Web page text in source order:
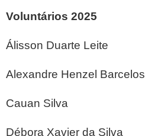
Voluntários 2025
Álisson Duarte Leite
Alexandre Henzel Barcelos
Cauan Silva
Débora Xavier da Silva